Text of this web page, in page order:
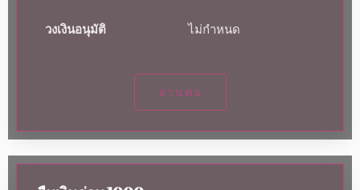
วงเงินอนุมัติ ไม่กำหนด
อ่านต่อ